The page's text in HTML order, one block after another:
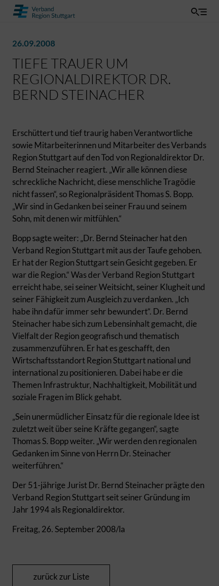
26.09.2008
TIEFE TRAUER UM
REGIONALDIREKTOR DR.
BERND STEINACHER
Erschüttert und tief traurig haben Verantwortliche
sowie Mitarbeiterinnen und Mitarbeiter des Verbands
Region Stuttgart auf den Tod von Regionaldirektor Dr.
Bernd Steinacher reagiert. „Wir alle können diese
schreckliche Nachricht, diese menschliche Tragödie
nicht fassen“, so Regionalpräsident Thomas S. Bopp.
„Wir sind in Gedanken bei seiner Frau und seinem
Sohn, mit denen wir mitfühlen.“
Bopp sagte weiter: „Dr. Bernd Steinacher hat den
Verband Region Stuttgart mit aus der Taufe gehoben.
Er hat der Region Stuttgart sein Gesicht gegeben. Er
war die Region.“ Was der Verband Region Stuttgart
erreicht habe, sei seiner Weitsicht, seiner Klugheit und
seiner Fähigkeit zum Ausgleich zu verdanken. „Ich
habe ihn dafür immer sehr bewundert“. Dr. Bernd
Steinacher habe sich zum Lebensinhalt gemacht, die
Vielfalt der Region geografisch und thematisch
zusammenzuführen. Er hat es geschafft, den
Wirtschaftsstandort Region Stuttgart national und
international zu positionieren. Dabei habe er die
Themen Infrastruktur, Nachhaltigkeit, Mobilität und
soziale Fragen im Blick gehabt.
„Sein unermüdlicher Einsatz für die regionale Idee ist
zuletzt weit über seine Kräfte gegangen“, sagte
Thomas S. Bopp weiter. „Wir werden den regionalen
Gedanken im Sinne von Herrn Dr. Steinacher
weiterführen.“
Der 51-jährige Jurist Dr. Bernd Steinacher prägte den
Verband Region Stuttgart seit seiner Gründung im
Jahr 1994 als Regionaldirektor.
Freitag, 26. September 2008/la
zurück zur Liste